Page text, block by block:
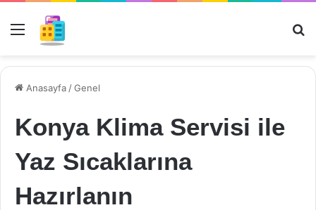
Menü
Anasayfa /Genel
Konya Klima Servisi ile
Yaz Sıcaklarına
Hazırlanın